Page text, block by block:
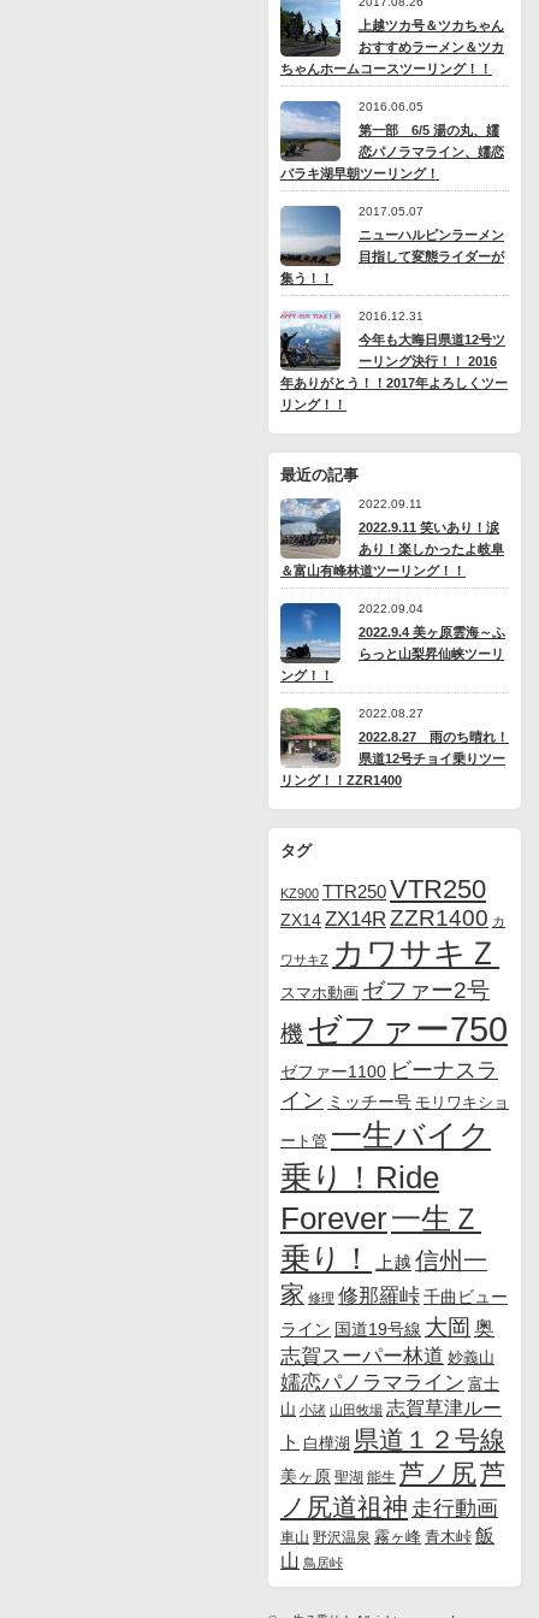
上越ツカ号＆ツカちゃん
おすすめラーメン＆ツカ
ちゃんホームコースツーリング！！
2016.06.05
第一部 6/5 湯の丸、嬬
恋パノラマライン、嬬恋
バラキ湖早朝ツーリング！
2017.05.07
ニューハルピンラーメン
目指して変態ライダーが
集う！！
2016.12.31
今年も大晦日県道12号ツ
ーリング決行！！ 2016
年ありがとう！！2017年よろしくツー
リング！！
最近の記事
2022.09.11
2022.9.11 笑いあり！涙
あり！楽しかったよ岐阜
＆富山有峰林道ツーリング！！
2022.09.04
2022.9.4 美ヶ原雲海～ふ
らっと山梨昇仙峡ツーリ
ング！！
2022.08.27
2022.8.27 雨のち晴れ！
県道12号チョイ乗りツー
リング！！ZZR1400
タグ
KZ900 TTR250VTR250
ZX14ZX14RZZR1400 カ
ワサキZ カワサキＺ
スマホ動画 ゼファー2号
機 ゼファー750
ゼファー1100 ビーナスラ
イン ミッチー号 モリワキショ
ート管 一生バイク
乗り！Ride
Forever一生Ｚ
乗り！
上越 信州一
家 修理 修那羅峠 千曲ビュー
ライン 国道19号線 大岡 奥
志賀スーパー林道 妙義山
嬬恋パノラマライン 富士
山 小諸 山田牧場 志賀草津ルー
ト 白樺湖 県道１２号線
美ヶ原 聖湖 能生 芦ノ尻芦
ノ尻道祖神 走行動画
車山 野沢温泉 霧ヶ峰 青木峠 飯
山 鳥居峠